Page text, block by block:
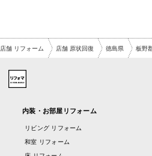
店舗 リフォーム 店舗 原状回復 徳島県 板野
内装・お部屋リフォーム
リビング リフォーム
和室 リフォーム